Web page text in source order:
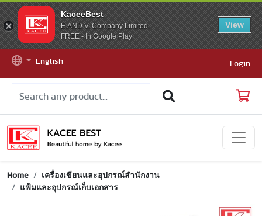
KaceeBest
E.AND V. Company Limited.
FREE - In Google Play
View
English Login
Home
เครื่องเขียนและอุปกรณ์สำนักงาน
แฟ้มและอุปกรณ์เก็บเอกสาร